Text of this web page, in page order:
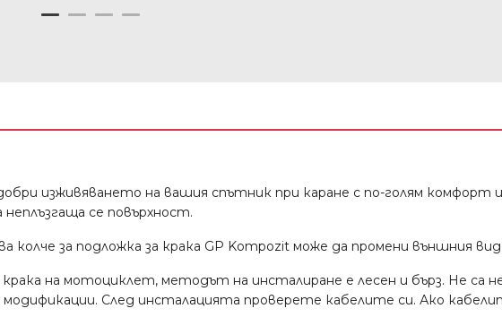
изживяването на вашия спътник при каране с по-голям
неплъзгаща се повърхност.
колче за подложка за крака GP Kompozit може да промени външния
крака на мотоциклет, методът на инсталиране е лесен и бърз. Не са
модификации. След инсталацията проверете кабелите си. Ако